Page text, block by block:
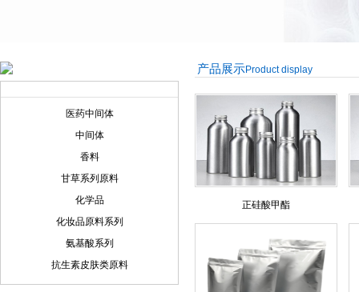
医药中间体
中间体
香料
甘草系列原料
化学品
化妆品原料系列
氨基酸系列
抗生素皮肤类原料
产品展示Product display
正硅酸甲酯